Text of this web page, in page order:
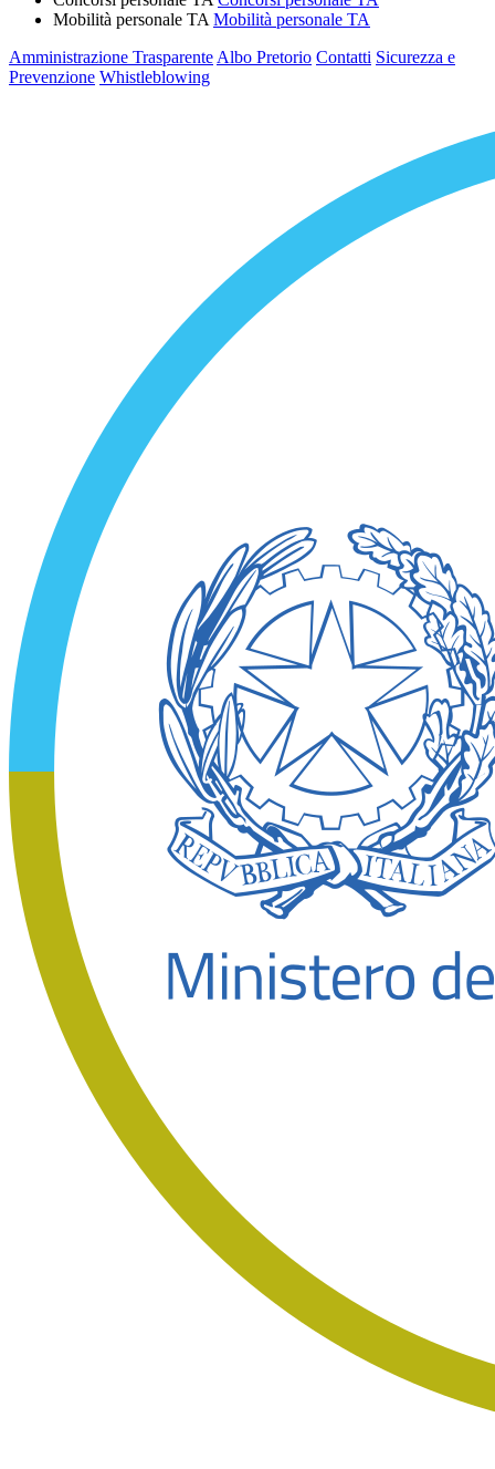
Mobilità personale TA Mobilità personale TA
Amministrazione Trasparente Albo Pretorio Contatti Sicurezza e
Prevenzione Whistleblowing